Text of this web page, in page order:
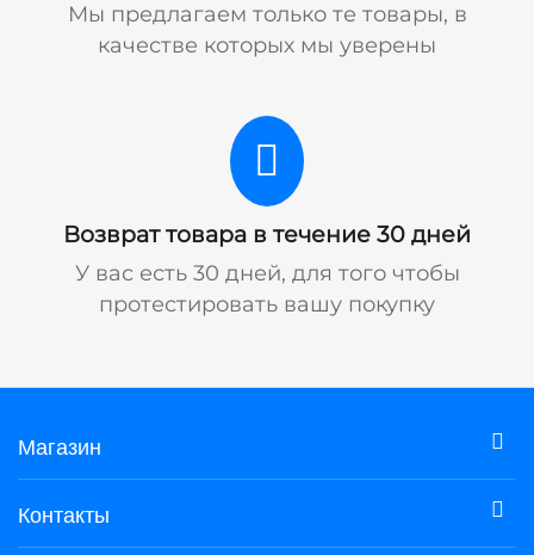
Мы предлагаем только те товары, в
качестве которых мы уверены
Возврат товара в течение 30 дней
У вас есть 30 дней, для того чтобы
протестировать вашу покупку
Магазин
Контакты